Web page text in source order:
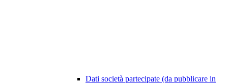
Dati società partecipate (da pubblicare in